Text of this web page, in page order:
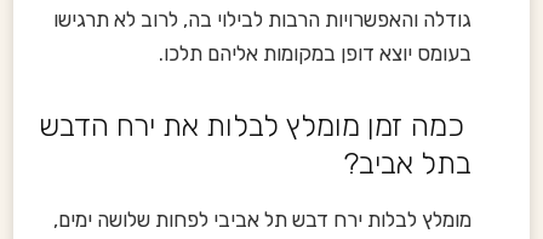
גודלה והאפשרויות הרבות לבילוי בה, לרוב לא תרגישו
בעומס יוצא דופן במקומות אליהם תלכו.
כמה זמן מומלץ לבלות את ירח הדבש
בתל אביב?
מומלץ לבלות ירח דבש תל אביבי לפחות שלושה ימים,